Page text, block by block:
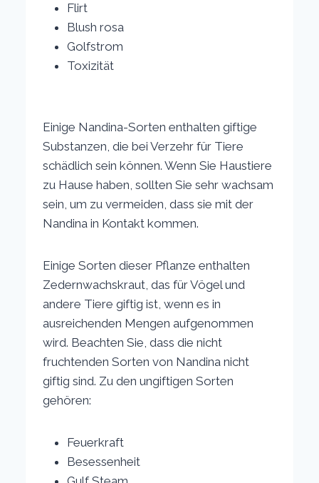
Flirt
Blush rosa
Golfstrom
Toxizität
Einige Nandina-Sorten enthalten giftige
Substanzen, die bei Verzehr für Tiere
schädlich sein können. Wenn Sie Haustiere
zu Hause haben, sollten Sie sehr wachsam
sein, um zu vermeiden, dass sie mit der
Nandina in Kontakt kommen.
Einige Sorten dieser Pflanze enthalten
Zedernwachskraut, das für Vögel und
andere Tiere giftig ist, wenn es in
ausreichenden Mengen aufgenommen
wird. Beachten Sie, dass die nicht
fruchtenden Sorten von Nandina nicht
giftig sind. Zu den ungiftigen Sorten
gehören:
Feuerkraft
Besessenheit